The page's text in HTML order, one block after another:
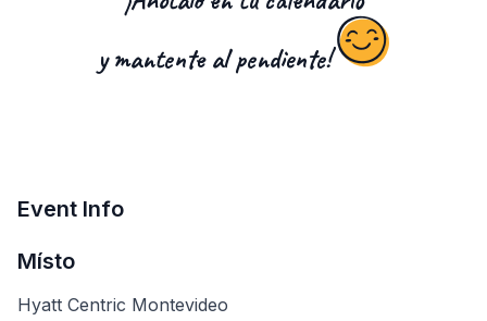
y mantente al pendiente!
Event Info
Místo
Hyatt Centric Montevideo